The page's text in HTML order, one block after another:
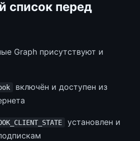
список перед
Graph присутствуют и
включён и доступен из
установлен и